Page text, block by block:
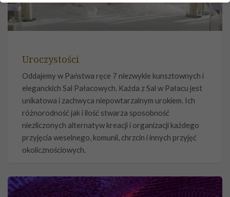
Uroczystości
Oddajemy w Państwa ręce 7 niezwykle kunsztownych i
eleganckich Sal Pałacowych. Każda z Sal w Pałacu jest
unikatowa i zachwyca niepowtarzalnym urokiem. Ich
różnorodność jak i ilość stwarza sposobność
niezliczonych alternatyw kreacji i organizacji każdego
przyjęcia weselnego, komunii, chrzcin i innych przyjęć
okolicznościowych.